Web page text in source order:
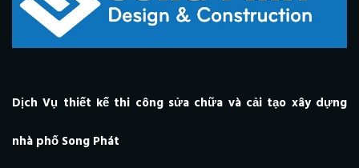
Dịch Vụ thiết kế thi công sửa chữa và cải tạo xây dựng
nhà phố Song Phát